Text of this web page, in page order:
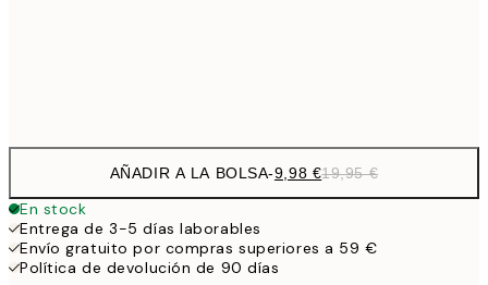
AÑADIR A LA BOLSA-9,98 €19,95 €
En stock
Entrega de 3-5 días laborables
Envío gratuito por compras superiores a 59 €
Política de devolución de 90 días